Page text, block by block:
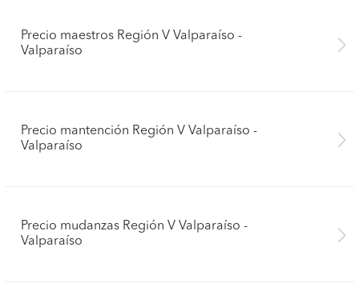
Precio maestros Región V Valparaíso -
Valparaíso
Precio mantención Región V Valparaíso -
Valparaíso
Precio mudanzas Región V Valparaíso -
Valparaíso